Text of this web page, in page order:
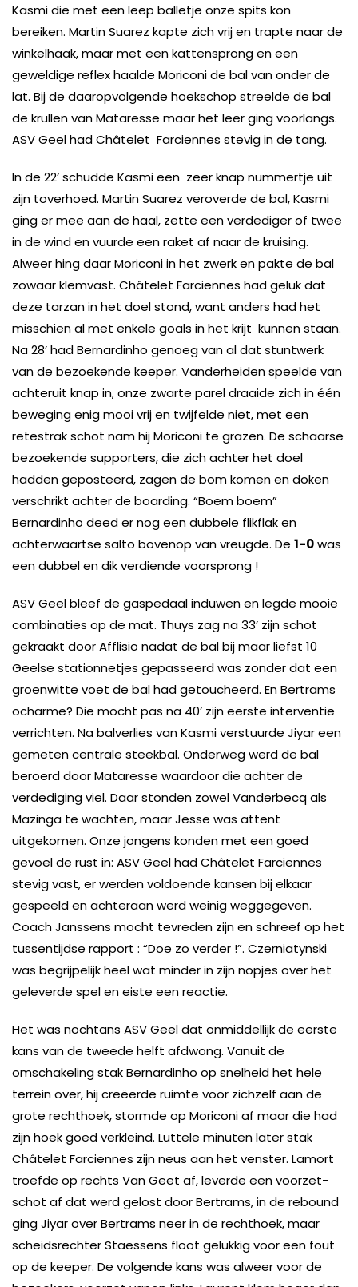
Kasmi die met een leep balletje onze spits kon
bereiken. Martin Suarez kapte zich vrij en trapte naar de
winkelhaak, maar met een kattensprong en een
geweldige reflex haalde Moriconi de bal van onder de
lat. Bij de daaropvolgende hoekschop streelde de bal
de krullen van Mataresse maar het leer ging voorlangs.
ASV Geel had Châtelet Farciennes stevig in de tang.
In de 22’ schudde Kasmi een zeer knap nummertje uit
zijn toverhoed. Martin Suarez veroverde de bal, Kasmi
ging er mee aan de haal, zette een verdediger of twee
in de wind en vuurde een raket af naar de kruising.
Alweer hing daar Moriconi in het zwerk en pakte de bal
zowaar klemvast. Châtelet Farciennes had geluk dat
deze tarzan in het doel stond, want anders had het
misschien al met enkele goals in het krijt kunnen staan.
Na 28’ had Bernardinho genoeg van al dat stuntwerk
van de bezoekende keeper. Vanderheiden speelde van
achteruit knap in, onze zwarte parel draaide zich in één
beweging enig mooi vrij en twijfelde niet, met een
retestrak schot nam hij Moriconi te grazen. De schaarse
bezoekende supporters, die zich achter het doel
hadden geposteerd, zagen de bom komen en doken
verschrikt achter de boarding. “Boem boem”
Bernardinho deed er nog een dubbele flikflak en
achterwaartse salto bovenop van vreugde. De 1-0was
een dubbel en dik verdiende voorsprong !
ASV Geel bleef de gaspedaal induwen en legde mooie
combinaties op de mat. Thuys zag na 33’ zijn schot
gekraakt door Afflisio nadat de bal bij maar liefst 10
Geelse stationnetjes gepasseerd was zonder dat een
groenwitte voet de bal had getoucheerd. En Bertrams
ocharme? Die mocht pas na 40’ zijn eerste interventie
verrichten. Na balverlies van Kasmi verstuurde Jiyar een
gemeten centrale steekbal. Onderweg werd de bal
beroerd door Mataresse waardoor die achter de
verdediging viel. Daar stonden zowel Vanderbecq als
Mazinga te wachten, maar Jesse was attent
uitgekomen. Onze jongens konden met een goed
gevoel de rust in: ASV Geel had Châtelet Farciennes
stevig vast, er werden voldoende kansen bij elkaar
gespeeld en achteraan werd weinig weggegeven.
Coach Janssens mocht tevreden zijn en schreef op het
tussentijdse rapport : “Doe zo verder !”. Czerniatynski
was begrijpelijk heel wat minder in zijn nopjes over het
geleverde spel en eiste een reactie.
Het was nochtans ASV Geel dat onmiddellijk de eerste
kans van de tweede helft afdwong. Vanuit de
omschakeling stak Bernardinho op snelheid het hele
terrein over, hij creëerde ruimte voor zichzelf aan de
grote rechthoek, stormde op Moriconi af maar die had
zijn hoek goed verkleind. Luttele minuten later stak
Châtelet Farciennes zijn neus aan het venster. Lamort
troefde op rechts Van Geet af, leverde een voorzet-
schot af dat werd gelost door Bertrams, in de rebound
ging Jiyar over Bertrams neer in de rechthoek, maar
scheidsrechter Staessens floot gelukkig voor een fout
op de keeper. De volgende kans was alweer voor de